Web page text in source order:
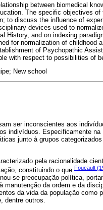
between biomedical
The specific objectives
to discuss the influence of
devices used to
History, and on indexing
for normalization of childhood
of Psychopathic
with respect to possibilities of
New school
ser inconscientes aos
indivíduos. Especificamente
junto à grupos
pela racionalidade
constituindo o que Foucault
se preocupação política,
manutenção da ordem e da
da vida da população como
dentre outros.